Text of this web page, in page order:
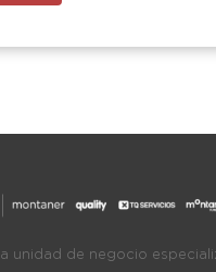
unidad de negocio